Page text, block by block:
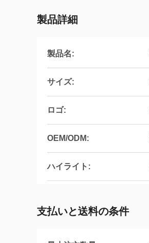
製品詳細
製品名:
サイズ:
ロゴ:
OEM/ODM:
ハイライト:
支払いと送料の条件